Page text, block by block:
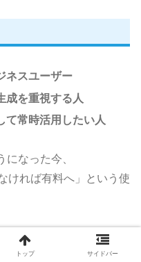
ネスユーザー
成を重視する人
て常時活用したい人
なった今、
ければ有料へ」という使
前に知ってお
トップ サイドバー